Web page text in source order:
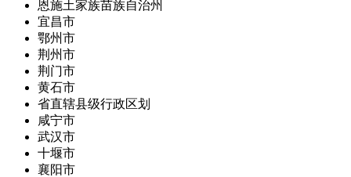
恩施土家族苗族自治州
宜昌市
鄂州市
荆州市
荆门市
黄石市
省直辖县级行政区划
咸宁市
武汉市
十堰市
襄阳市